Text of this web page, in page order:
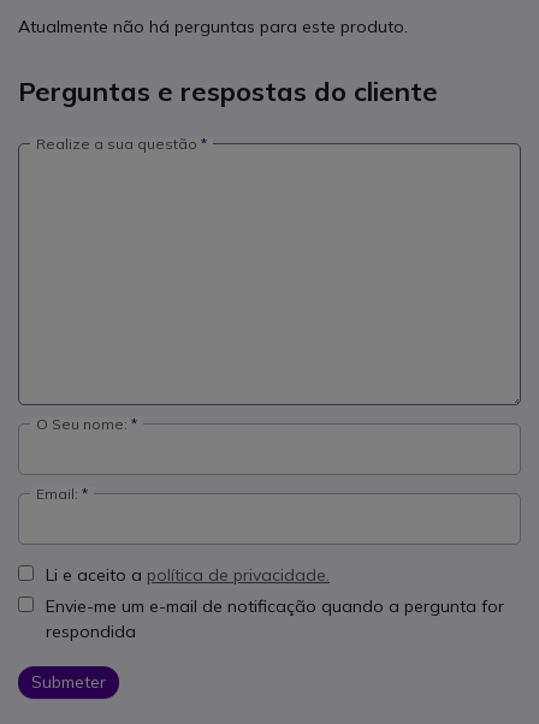
Atualmente não há perguntas para este produto.
Perguntas e respostas do cliente
Realize a sua questão
O Seu nome:
Email:
Li e aceito a política de privacidade.
Envie-me um e-mail de notificação quando a pergunta for
respondida
Submeter